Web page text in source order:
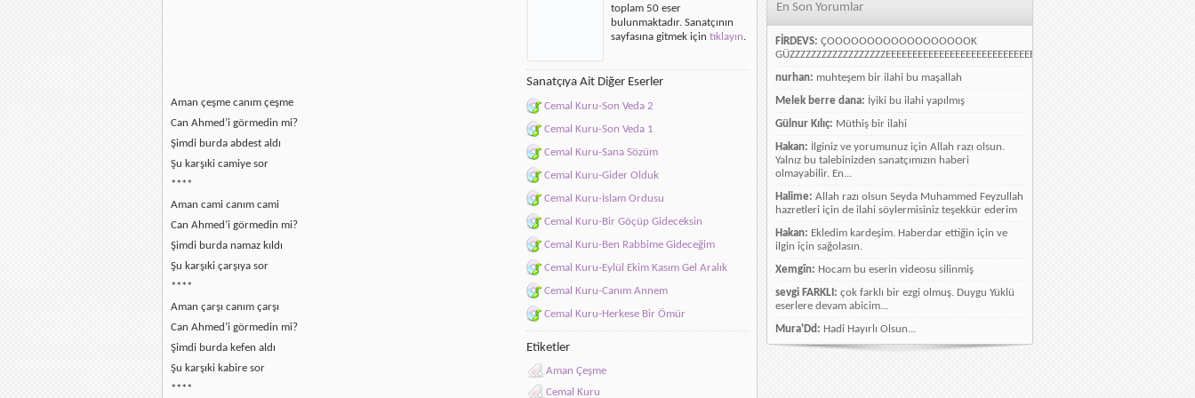
Aman çeşme canım çeşme
Can Ahmed’i görmedin mi?
Şimdi burda abdest aldı
Şu karşıki camiye sor
****
Aman cami canım cami
Can Ahmed’i görmedin mi?
Şimdi burda namaz kıldı
Şu karşıki çarşıya sor
****
Aman çarşı canım çarşı
Can Ahmed’i görmedin mi?
Şimdi burda kefen aldı
Şu karşıki kabire sor
****
toplam 50 eser
bulunmaktadır. Sanatçının
sayfasına gitmek için tıklayın.
Sanatçıya Ait Diğer Eserler
Cemal Kuru-Son Veda 2
Cemal Kuru-Son Veda 1
Cemal Kuru-Sana Sözüm
Cemal Kuru-Gider Olduk
Cemal Kuru-İslam Ordusu
Cemal Kuru-Bir Göçüp Gideceksin
Cemal Kuru-Ben Rabbime Gideceğim
Cemal Kuru-Eylül Ekim Kasım Gel Aralık
Cemal Kuru-Canım Annem
Cemal Kuru-Herkese Bir Ömür
Etiketler
Aman Çeşme
Cemal Kuru
En Son Yorumlar
FİRDEVS: ÇOOOOOOOOOOOOOOOOOOK
GÜZZZZZZZZZZZZZZZZZZEEEEEEEEEEEEEEEEEEEEEEEEEEEEELLLLLLLLLLLLLLLLLLLLLLLL
nurhan: muhteşem bir ilahi bu maşallah
Melek berre dana: İyiki bu ilahi yapılmış
Gülnur Kılıç: Müthiş bir ilahi
Hakan: İlginiz ve yorumunuz için Allah razı olsun.
Yalnız bu talebinizden sanatçımızın haberi
olmayabilir. En...
Halime: Allah razı olsun Seyda Muhammed Feyzullah
hazretleri için de ilahi söylermisiniz teşekkür ederim
Hakan: Ekledim kardeşim. Haberdar ettiğin için ve
ilgin için sağolasın.
Xemgîn: Hocam bu eserin videosu silinmiş
sevgi FARKLI: çok farklı bir ezgi olmuş. Duygu Yüklü
eserlere devam abicim...
Mura'Dd: Hadi Hayırlı Olsun...